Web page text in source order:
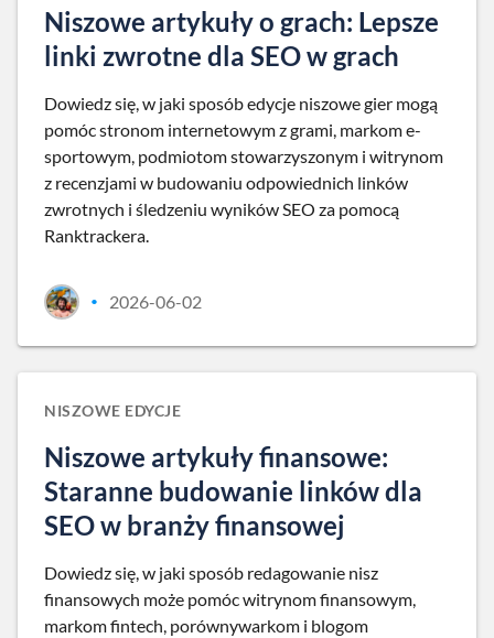
Niszowe artykuły o grach: Lepsze
linki zwrotne dla SEO w grach
Dowiedz się, w jaki sposób edycje niszowe gier mogą
pomóc stronom internetowym z grami, markom e-
sportowym, podmiotom stowarzyszonym i witrynom
z recenzjami w budowaniu odpowiednich linków
zwrotnych i śledzeniu wyników SEO za pomocą
Ranktrackera.
• 2026-06-02
NISZOWE EDYCJE
Niszowe artykuły finansowe:
Staranne budowanie linków dla
SEO w branży finansowej
Dowiedz się, w jaki sposób redagowanie nisz
finansowych może pomóc witrynom finansowym,
markom fintech, porównywarkom i blogom